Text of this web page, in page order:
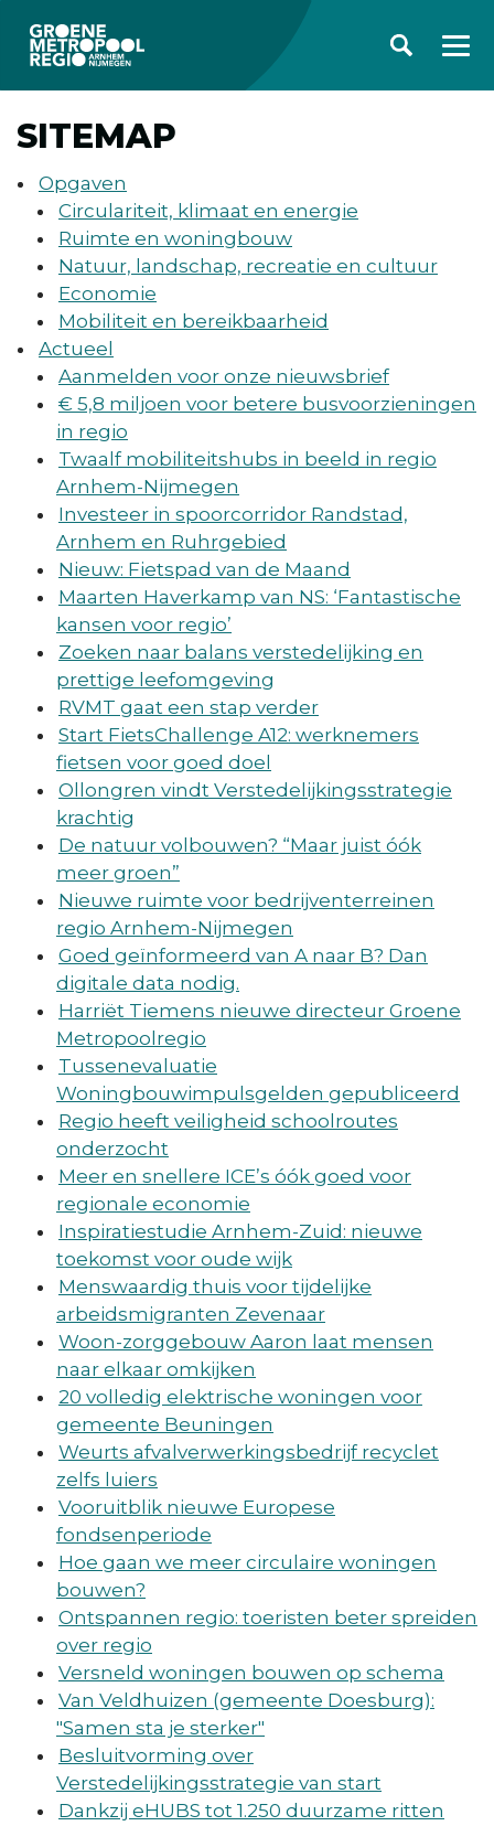
SITEMAP
Opgaven
Circulariteit, klimaat en energie
Ruimte en woningbouw
Natuur, landschap, recreatie en cultuur
Economie
Mobiliteit en bereikbaarheid
Actueel
Aanmelden voor onze nieuwsbrief
€ 5,8 miljoen voor betere busvoorzieningen
in regio
Twaalf mobiliteitshubs in beeld in regio
Arnhem-Nijmegen
Investeer in spoorcorridor Randstad,
Arnhem en Ruhrgebied
Nieuw: Fietspad van de Maand
Maarten Haverkamp van NS: ‘Fantastische
kansen voor regio’
Zoeken naar balans verstedelijking en
prettige leefomgeving
RVMT gaat een stap verder
Start FietsChallenge A12: werknemers
fietsen voor goed doel
Ollongren vindt Verstedelijkingsstrategie
krachtig
De natuur volbouwen? “Maar juist óók
meer groen”
Nieuwe ruimte voor bedrijventerreinen
regio Arnhem-Nijmegen
Goed geïnformeerd van A naar B? Dan
digitale data nodig.
Harriët Tiemens nieuwe directeur Groene
Metropoolregio
Tussenevaluatie
Woningbouwimpulsgelden gepubliceerd
Regio heeft veiligheid schoolroutes
onderzocht
Meer en snellere ICE’s óók goed voor
regionale economie
Inspiratiestudie Arnhem-Zuid: nieuwe
toekomst voor oude wijk
Menswaardig thuis voor tijdelijke
arbeidsmigranten Zevenaar
Woon-zorggebouw Aaron laat mensen
naar elkaar omkijken
20 volledig elektrische woningen voor
gemeente Beuningen
Weurts afvalverwerkingsbedrijf recyclet
zelfs luiers
Vooruitblik nieuwe Europese
fondsenperiode
Hoe gaan we meer circulaire woningen
bouwen?
Ontspannen regio: toeristen beter spreiden
over regio
Versneld woningen bouwen op schema
Van Veldhuizen (gemeente Doesburg):
"Samen sta je sterker"
Besluitvorming over
Verstedelijkingsstrategie van start
Dankzij eHUBS tot 1.250 duurzame ritten